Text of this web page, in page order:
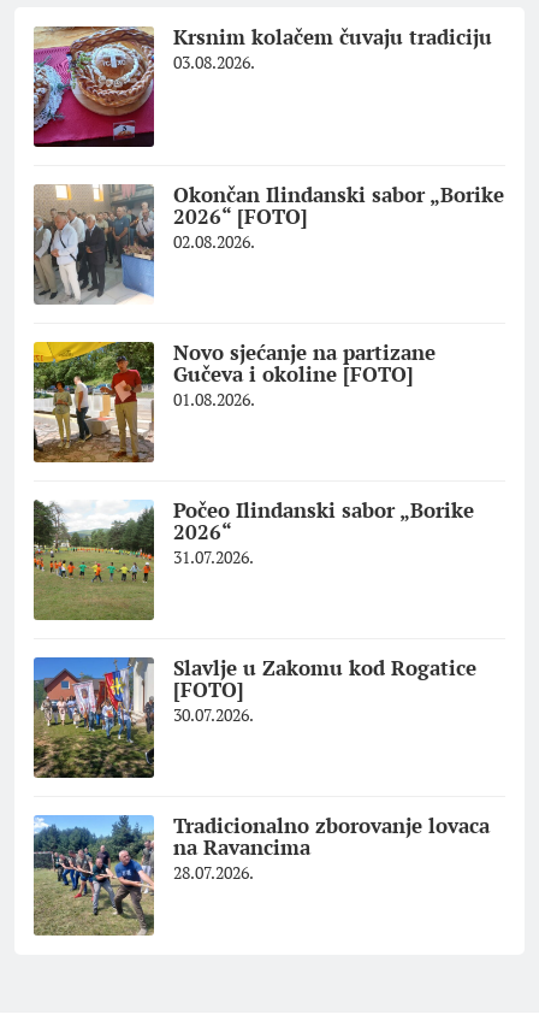
Krsnim kolačem čuvaju tradiciju
03.08.2026.
Okončan Ilindanski sabor „Borike
2026“ [FOTO]
02.08.2026.
Novo sjećanje na partizane
Gučeva i okoline [FOTO]
01.08.2026.
Počeo Ilindanski sabor „Borike
2026“
31.07.2026.
Slavlje u Zakomu kod Rogatice
[FOTO]
30.07.2026.
Tradicionalno zborovanje lovaca
na Ravancima
28.07.2026.